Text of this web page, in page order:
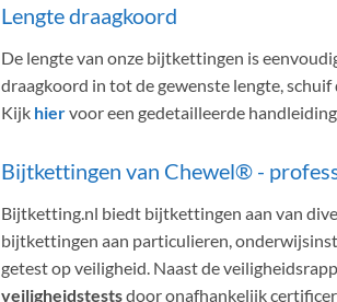
Lengte draagkoord
De lengte van onze bijtkettingen is
draagkoord in tot de gewenste lengte,
Kijk hiervoor een gedetailleerde
Bijtkettingen van Chewel® -
Bijtketting.nl biedt bijtkettingen aan van
bijtkettingen aan particulieren,
getest op veiligheid. Naast de
veiligheidstestsdoor onafhankelijk